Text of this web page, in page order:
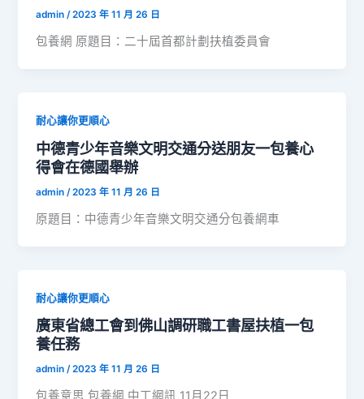
admin/2023 年 11 月 26 日
包養網 原題目：二十屆首都計劃扶植委員會
耐心讓你更順心
中德青少年音樂文明交通分送朋友一包養心
得會在德國舉辦
admin/2023 年 11 月 26 日
原題目：中德青少年音樂文明交通分包養網車
耐心讓你更順心
廣東省總工會到佛山調研職工書屋扶植一包
養任務
admin/2023 年 11 月 26 日
包養意思 包養網 中工網訊 11月22日